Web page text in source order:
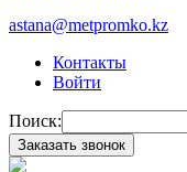
astana@metpromko.kz
Контакты
Войти
Поиск:
Заказать звонок